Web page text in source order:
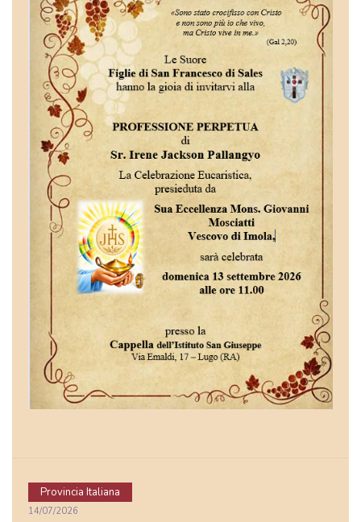
Provincia Italiana
14/07/2026